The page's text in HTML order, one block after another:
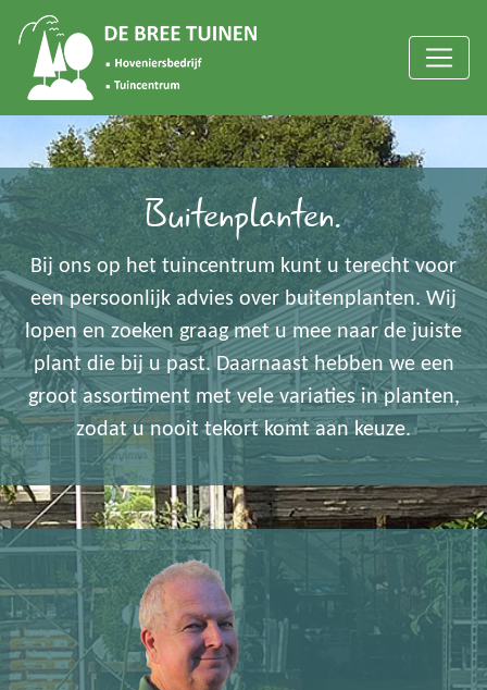
Buitenplanten.
Bij ons op het tuincentrum kunt u terecht voor
een persoonlijk advies over buitenplanten. Wij
lopen en zoeken graag met u mee naar de juiste
plant die bij u past. Daarnaast hebben we een
groot assortiment met vele variaties in planten,
zodat u nooit tekort komt aan keuze.